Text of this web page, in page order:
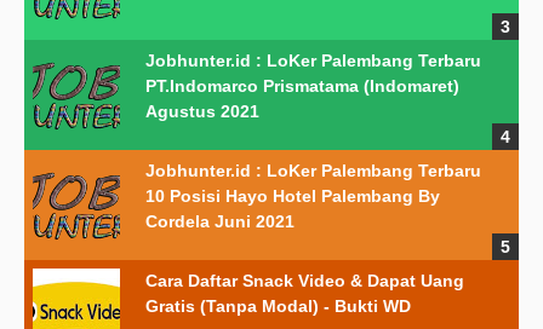
Jobhunter.id : LoKer Palembang Terbaru
PT.Indomarco Prismatama (Indomaret)
Agustus 2021
Jobhunter.id : LoKer Palembang Terbaru
10 Posisi Hayo Hotel Palembang By
Cordela Juni 2021
Cara Daftar Snack Video & Dapat Uang
Gratis (Tanpa Modal) - Bukti WD